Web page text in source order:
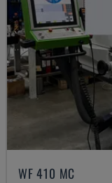
WF 410 MC